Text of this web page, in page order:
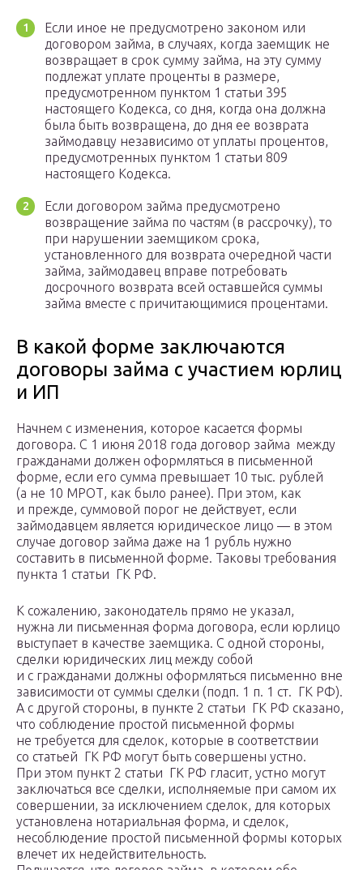
Если иное не предусмотрено законом или
договором займа, в случаях, когда заемщик не
возвращает в срок сумму займа, на эту сумму
подлежат уплате проценты в размере,
предусмотренном пунктом 1 статьи 395
настоящего Кодекса, со дня, когда она должна
была быть возвращена, до дня ее возврата
займодавцу независимо от уплаты процентов,
предусмотренных пунктом 1 статьи 809
настоящего Кодекса.
Если договором займа предусмотрено
возвращение займа по частям (в рассрочку), то
при нарушении заемщиком срока,
установленного для возврата очередной части
займа, займодавец вправе потребовать
досрочного возврата всей оставшейся суммы
займа вместе с причитающимися процентами.
В какой форме заключаются
договоры займа с участием юрлиц
и ИП
Начнем с изменения, которое касается формы
договора. С 1 июня 2018 года договор займа между
гражданами должен оформляться в письменной
форме, если его сумма превышает 10 тыс. рублей
(а не 10 МРОТ, как было ранее). При этом, как
и прежде, суммовой порог не действует, если
займодавцем является юридическое лицо — в этом
случае договор займа даже на 1 рубль нужно
составить в письменной форме. Таковы требования
пункта 1 статьи ГК РФ.
К сожалению, законодатель прямо не указал,
нужна ли письменная форма договора, если юрлицо
выступает в качестве заемщика. С одной стороны,
сделки юридических лиц между собой
и с гражданами должны оформляться письменно вне
зависимости от суммы сделки (подп. 1 п. 1 ст. ГК РФ).
А с другой стороны, в пункте 2 статьи ГК РФ сказано,
что соблюдение простой письменной формы
не требуется для сделок, которые в соответствии
со статьей ГК РФ могут быть совершены устно.
При этом пункт 2 статьи ГК РФ гласит, устно могут
заключаться все сделки, исполняемые при самом их
совершении, за исключением сделок, для которых
установлена нотариальная форма, и сделок,
несоблюдение простой письменной формы которых
влечет их недействительность.